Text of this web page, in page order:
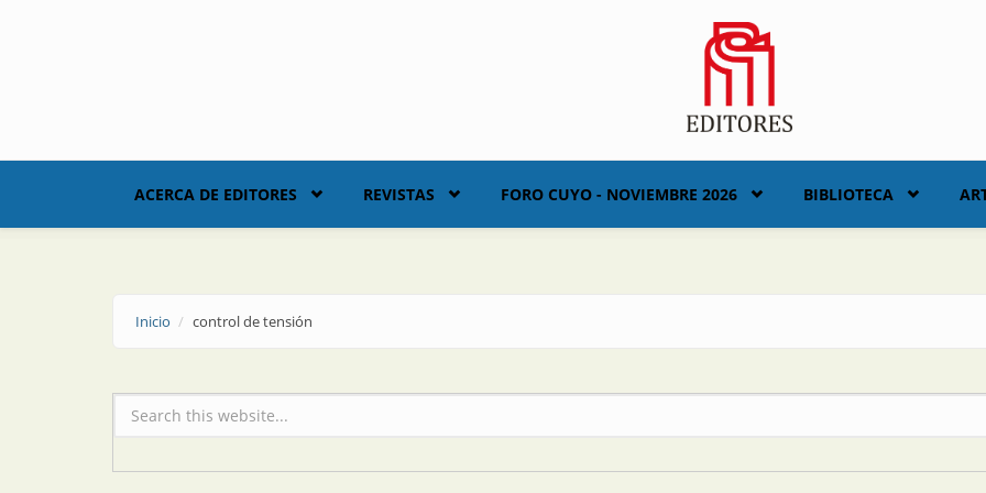
ACERCA DE EDITORES REVISTAS FORO CUYO - NOVIEMBRE 2026 BIBLIOTECA
Inicio control de tensión
Formulario de búsqueda